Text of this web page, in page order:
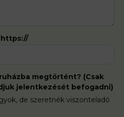
https://
megtörtént? (Csak
jelentkezését befogadni)
de szeretnék viszonteladó